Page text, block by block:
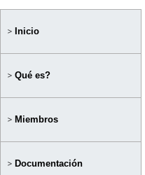
Inicio
Qué es?
Miembros
Documentación